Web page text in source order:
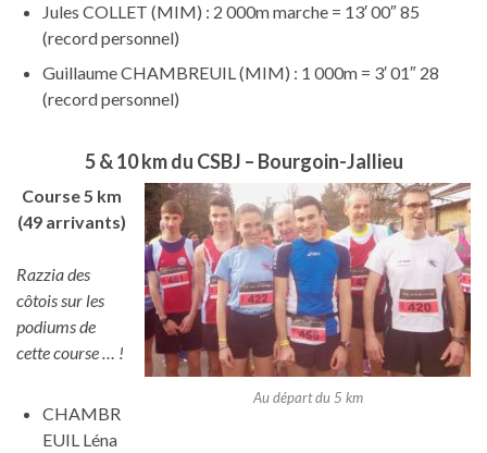
Jules COLLET (MIM) : 2 000m marche = 13′ 00″ 85
(record personnel)
Guillaume CHAMBREUIL (MIM) : 1 000m = 3′ 01″ 28
(record personnel)
5 & 10 km du CSBJ – Bourgoin-Jallieu
Au départ du 5 km
Course 5 km
(49 arrivants)
Razzia des
côtois sur les
podiums de
cette course … !
CHAMBR
EUIL Léna